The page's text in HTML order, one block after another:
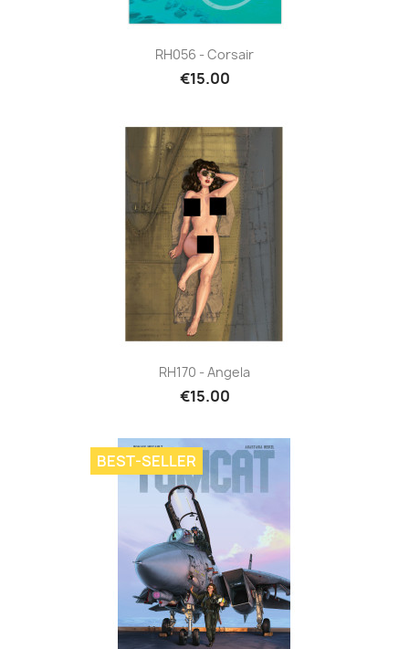
RH056 - Corsair
€15.00
RH170 - Angela
€15.00
BEST-SELLER